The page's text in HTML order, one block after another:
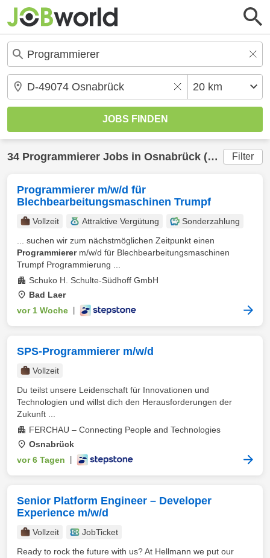
34 Programmierer Jobs in Osnabrück (20 km) gefunden Filter
Programmierer m/w/d für
Blechbearbeitungsmaschinen Trumpf
Vollzeit Attraktive Vergütung
Sonderzahlung
... suchen wir zum nächstmöglichen Zeitpunkt einen
Programmiererm/w/d für Blechbearbeitungsmaschinen
Trumpf Programmierung ...
Schuko H. Schulte-Südhoff GmbH
Bad Laer
vor 1 Woche
SPS-Programmierer m/w/d
Vollzeit
Du teilst unsere Leidenschaft für Innovationen und
Technologien und willst dich den Herausforderungen der
Zukunft ...
FERCHAU – Connecting People and Technologies
Osnabrück
vor 6 Tagen
Senior Platform Engineer – Developer
Experience m/w/d
Vollzeit
JobTicket
Ready to rock the future with us? At Hellmann we put our